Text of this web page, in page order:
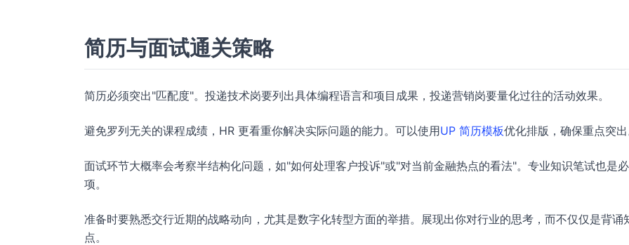
简历与面试通关策略
简历必须突出"匹配度"。投递技术岗要列出具体编程语言和项目成果，投递营销岗要量化过往的活动效果。
避免罗列无关的课程成绩，HR 更看重你解决实际问题的能力。可以使用UP 简历模板优化排版，确保重点突出
面试环节大概率会考察半结构化问题，如"如何处理客户投诉"或"对当前金融热点的看法"。专业知识笔试也是
项。
准备时要熟悉交行近期的战略动向，尤其是数字化转型方面的举措。展现出你对行业的思考，而不仅仅是背诵
点。